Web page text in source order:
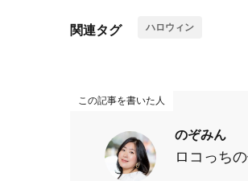
関連タグ ハロウィン
この記事を書いた人
のぞみん
ロコっち